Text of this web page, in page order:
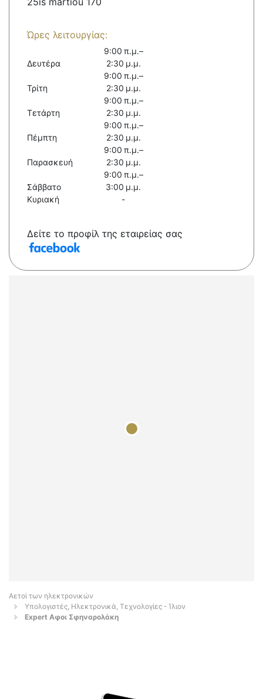
Ώρες λειτουργίας:
Δευτέρα
9:00 π.μ.–
2:30 μ.μ.
Τρίτη
9:00 π.μ.–
2:30 μ.μ.
Τετάρτη
9:00 π.μ.–
2:30 μ.μ.
Πέμπτη
9:00 π.μ.–
2:30 μ.μ.
Παρασκευή
9:00 π.μ.–
2:30 μ.μ.
Σάββατο
9:00 π.μ.–
3:00 μ.μ.
Κυριακή
-
Δείτε το προφίλ της εταιρείας σας
Αετοί των ηλεκτρονικών
Υπολογιστές, Ηλεκτρονικά, Τεχνολογίες - Ίλιον
Expert Αφοι Σφηναρολάκη